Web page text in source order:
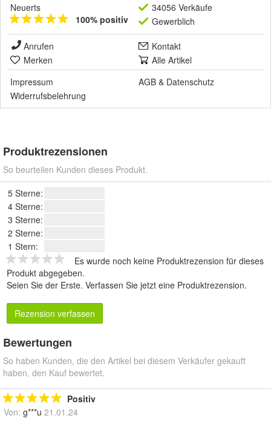
Neuerts
100% positiv
34056 Verkäufe
Gewerblich
Anrufen
Kontakt
Merken
Alle Artikel
Impressum
AGB & Datenschutz
Widerrufsbelehrung
Produktrezensionen
So beurteilen Kunden dieses Produkt.
5 Sterne:
4 Sterne:
3 Sterne:
2 Sterne:
1 Stern:
Es wurde noch keine Produktrezension für dieses
Produkt abgegeben.
Seien Sie der Erste. Verfassen Sie jetzt eine Produktrezension.
Rezension verfassen
Bewertungen
So haben Kunden, die den Artikel bei diesem Verkäufer gekauft
haben, den Kauf bewertet.
Positiv
Von: g***u 21.01.24